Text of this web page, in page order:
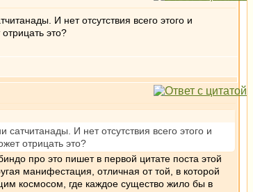
И нет отсутствия всего этого и
это?
И нет отсутствия всего этого и
отрицать это?
про это пишет в первой цитате поста этой
манифестация, отличная от той, в которой
космосом, где каждое существо жило бы в